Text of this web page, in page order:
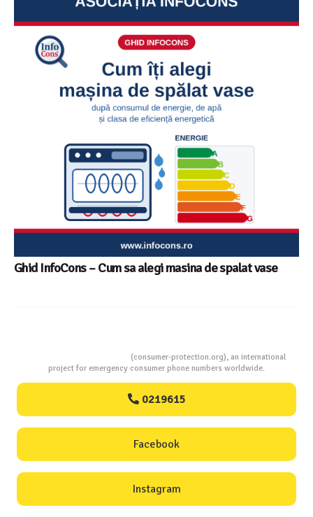
Ghid InfoCons – Cum sa alegi masina de spalat vase
(consumer-protection.org), an international
project for emergency consumer phone numbers worldwide.
0219615
Facebook
Instagram